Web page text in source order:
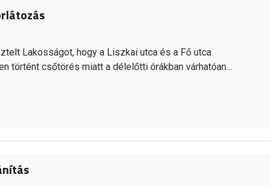
Lakosságot, hogy a Liszkai utca és a Fő utca
történt csőtörés miatt a délelőtti órákban várhatóan…